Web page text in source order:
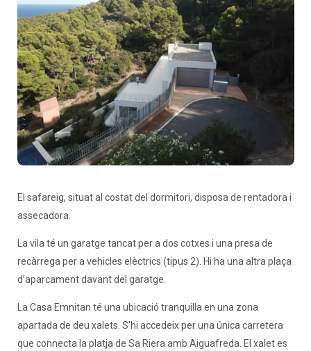
El safareig, situat al costat del dormitori, disposa de rentadora i
assecadora.
La vila té un garatge tancat per a dos cotxes i una presa de
recàrrega per a vehicles elèctrics (tipus 2). Hi ha una altra plaça
d’aparcament davant del garatge.
La Casa Emnitan té una ubicació tranquilla en una zona
apartada de deu xalets. S'hi accedeix per una única carretera
que connecta la platja de Sa Riera amb Aiguafreda. El xalet es